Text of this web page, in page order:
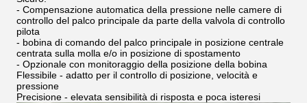
- Compensazione automatica della pressione nelle camere di
controllo del palco principale da parte della valvola di controllo
pilota
- bobina di comando del palco principale in posizione centrale
centrata sulla molla e/o in posizione di spostamento
- Opzionale con monitoraggio della posizione della bobina
Flessibile - adatto per il controllo di posizione, velocità e
pressione
Precisione - elevata sensibilità di risposta e poca isteresi